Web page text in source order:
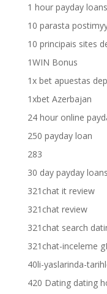
1 hour payday
10 parasta
10 principais sites
1WIN Bonus
1x bet apuestas
1xbet Azerbajan
24 hour online
250 payday loan
283
30 day payday loans
321chat it review
321chat review
321chat search
321chat-inceleme
40li-yaslarinda-
420 Dating dating